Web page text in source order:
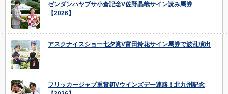
ゼンダンハヤブサ小倉記念V佐野晶哉サイン読み馬券
【2026】
アスクナイスショー七夕賞V富田鈴花サイン馬券で波乱演出
フリッカージャブ重賞初Vウインズデー連勝！北九州記念